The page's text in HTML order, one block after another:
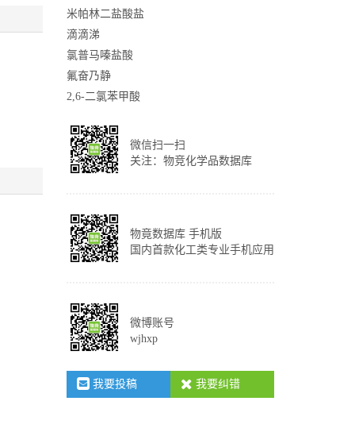
米帕林二盐酸盐
滴滴涕
氯普马嗪盐酸
氟奋乃静
2,6-二氯苯甲酸
微信扫一扫
关注：物竞化学品数据库
物竟数据库 手机版
国内首款化工类专业手机应用
微博账号
wjhxp
我要投稿 我要纠错